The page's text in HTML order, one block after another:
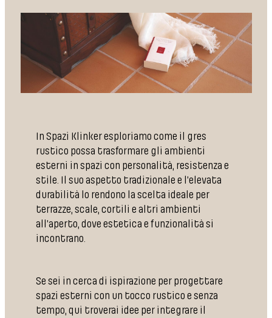
In Spazi Klinker esploriamo come il gres
rustico possa trasformare gli ambienti
esterni in spazi con personalità, resistenza e
stile. Il suo aspetto tradizionale e l’elevata
durabilità lo rendono la scelta ideale per
terrazze, scale, cortili e altri ambienti
all’aperto, dove estetica e funzionalità si
incontrano.
Se sei in cerca di ispirazione per progettare
spazi esterni con un tocco rustico e senza
tempo, qui troverai idee per integrare il